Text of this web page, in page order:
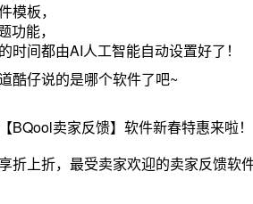
模板，
功能，
时间都由AI人工智能自动设置好了！
酷仔说的是哪个软件了吧~
BQool卖家反馈】软件新春特惠来啦！
折上折，最受卖家欢迎的卖家反馈软